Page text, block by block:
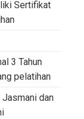
Sertifikat
3 Tahun
pelatihan
Jasmani dan